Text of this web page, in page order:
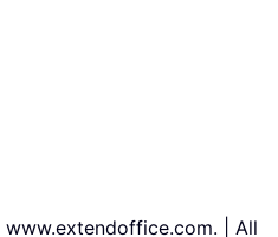
| All